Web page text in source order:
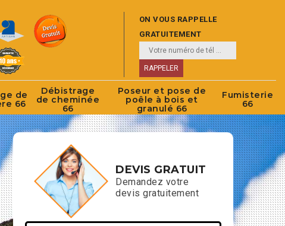
ON VOUS RAPPELLE
GRATUITEMENT
de
66
Débistrage
de cheminée
66
Poseur et pose de
poêle à bois et
granulé 66
Fumisterie
66
DEVIS GRATUIT
Demandez votre
devis gratuitement